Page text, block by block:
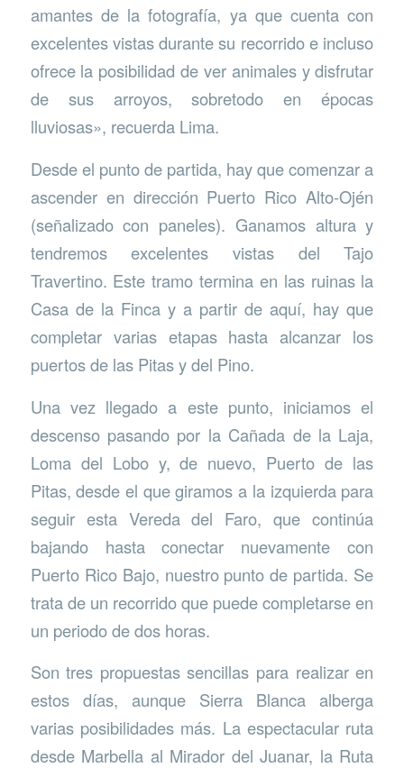
amantes de la fotografía, ya que cuenta con
excelentes vistas durante su recorrido e incluso
ofrece la posibilidad de ver animales y disfrutar
de sus arroyos, sobretodo en épocas
lluviosas», recuerda Lima.
Desde el punto de partida, hay que comenzar a
ascender en dirección Puerto Rico Alto-Ojén
(señalizado con paneles). Ganamos altura y
tendremos excelentes vistas del Tajo
Travertino. Este tramo termina en las ruinas la
Casa de la Finca y a partir de aquí, hay que
completar varias etapas hasta alcanzar los
puertos de las Pitas y del Pino.
Una vez llegado a este punto, iniciamos el
descenso pasando por la Cañada de la Laja,
Loma del Lobo y, de nuevo, Puerto de las
Pitas, desde el que giramos a la izquierda para
seguir esta Vereda del Faro, que continúa
bajando hasta conectar nuevamente con
Puerto Rico Bajo, nuestro punto de partida. Se
trata de un recorrido que puede completarse en
un periodo de dos horas.
Son tres propuestas sencillas para realizar en
estos días, aunque Sierra Blanca alberga
varias posibilidades más. La espectacular ruta
desde Marbella al Mirador del Juanar, la Ruta